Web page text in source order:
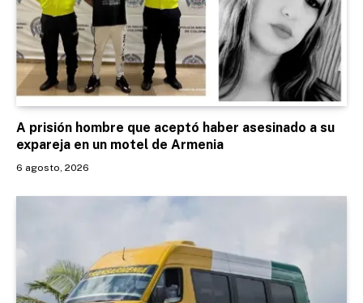
A prisión hombre que aceptó haber asesinado a su
expareja en un motel de Armenia
6 agosto, 2026